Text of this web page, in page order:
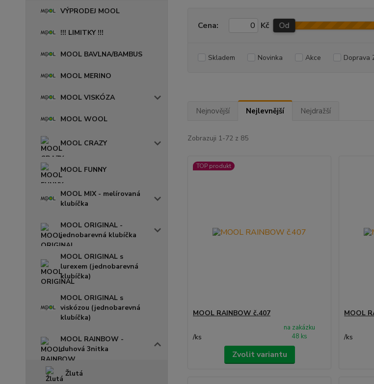
VÝPRODEJ MOOL
!!! LIMITKY !!!
MOOL BAVLNA/BAMBUS
MOOL MERINO
MOOL VISKÓZA
MOOL WOOL
MOOL CRAZY
MOOL FUNNY
MOOL MIX - melírovaná
klubíčka
MOOL ORIGINAL -
jednobarevná klubíčka
MOOL ORIGINAL s
lurexem (jednobarevná
klubíčka)
MOOL ORIGINAL s
viskózou (jednobarevná
klubíčka)
MOOL RAINBOW -
duhová 3nitka
Žlutá
Cena: Kč Od
Skladem Novinka Akce Doprava
Nejnovější Nejlevnější Nejdražší
Zobrazuji 1-72 z 85
TOP produkt
MOOL RAINBOW č.407
/ks
na zakázku
48 ks
Zvolit variantu
MOOL
/ks